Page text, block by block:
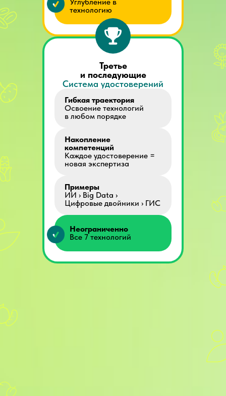
технологию
Третье
и последующие
Система удостоверений
Гибкая траектория
Освоение технологий
в любом порядке
Накопление
компетенций
Каждое удостоверение =
новая экспертиза
Примеры
ИИ › Big Data ›
Цифровые двойники › ГИС
Неограниченно
Все 7 технологий